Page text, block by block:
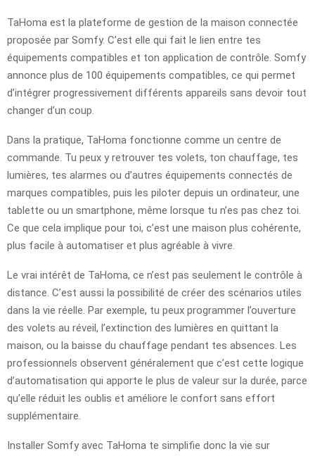
TaHoma est la plateforme de gestion de la maison connectée
proposée par Somfy. C’est elle qui fait le lien entre tes
équipements compatibles et ton application de contrôle. Somfy
annonce plus de 100 équipements compatibles, ce qui permet
d’intégrer progressivement différents appareils sans devoir tout
changer d’un coup.
Dans la pratique, TaHoma fonctionne comme un centre de
commande. Tu peux y retrouver tes volets, ton chauffage, tes
lumières, tes alarmes ou d’autres équipements connectés de
marques compatibles, puis les piloter depuis un ordinateur, une
tablette ou un smartphone, même lorsque tu n’es pas chez toi.
Ce que cela implique pour toi, c’est une maison plus cohérente,
plus facile à automatiser et plus agréable à vivre.
Le vrai intérêt de TaHoma, ce n’est pas seulement le contrôle à
distance. C’est aussi la possibilité de créer des scénarios utiles
dans la vie réelle. Par exemple, tu peux programmer l’ouverture
des volets au réveil, l’extinction des lumières en quittant la
maison, ou la baisse du chauffage pendant tes absences. Les
professionnels observent généralement que c’est cette logique
d’automatisation qui apporte le plus de valeur sur la durée, parce
qu’elle réduit les oublis et améliore le confort sans effort
supplémentaire.
Installer Somfy avec TaHoma te simplifie donc la vie sur